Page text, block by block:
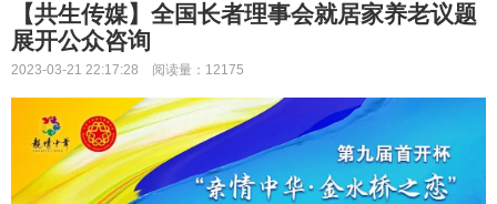
【共生传媒】全国长者理事会就居家养老议题
展开公众咨询
2023-03-21 22:17:28 阅读量：12175